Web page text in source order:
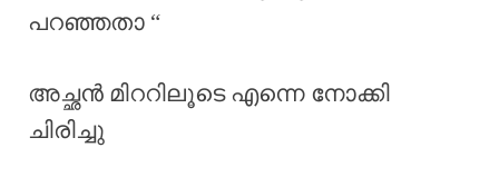
പറഞ്ഞതാ “
അച്ഛൻ മിററിലൂടെ എന്നെ നോക്കി
ചിരിച്ചു